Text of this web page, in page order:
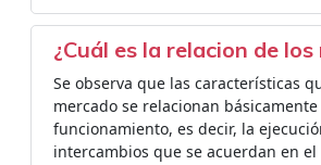
¿Cuál es la relacion de
Se observa que las características
mercado se relacionan básicamente
funcionamiento, es decir, la
intercambios que se acuerdan en